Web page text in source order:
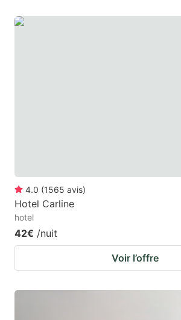
4.0 (1565 avis)
Hotel Carline
hotel
42€ /nuit
Voir l’offre